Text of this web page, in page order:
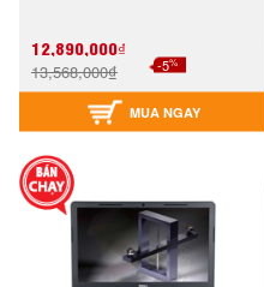
12,890,000₫
13,568,000₫ -5%
MUA NGAY